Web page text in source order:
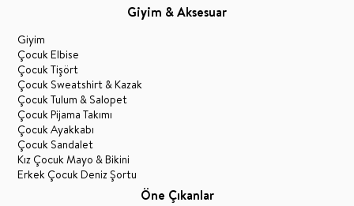
Giyim & Aksesuar
Giyim
Çocuk Elbise
Çocuk Tişört
Çocuk Sweatshirt & Kazak
Çocuk Tulum & Salopet
Çocuk Pijama Takımı
Çocuk Ayakkabı
Çocuk Sandalet
Kız Çocuk Mayo & Bikini
Erkek Çocuk Deniz Şortu
Öne Çıkanlar